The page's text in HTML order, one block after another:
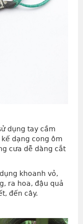
dụng tay cầm
dạng cong ôm
cưa dễ dàng cắt
khoanh vỏ,
ra hoa, đậu quả
đến cây.